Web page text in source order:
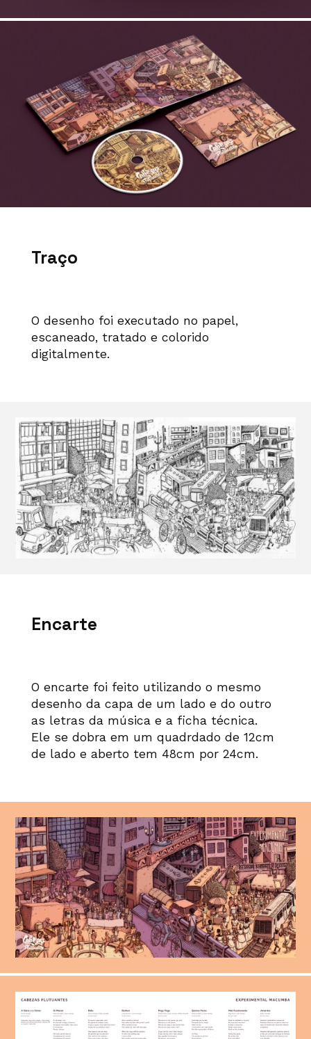
Traço
O desenho foi executado no papel,
escaneado, tratado e colorido
digitalmente.
Encarte
O encarte foi feito utilizando o mesmo
desenho da capa de um lado e do outro
as letras da música e a ficha técnica.
Ele se dobra em um quadrdado de 12cm
de lado e aberto tem 48cm por 24cm.